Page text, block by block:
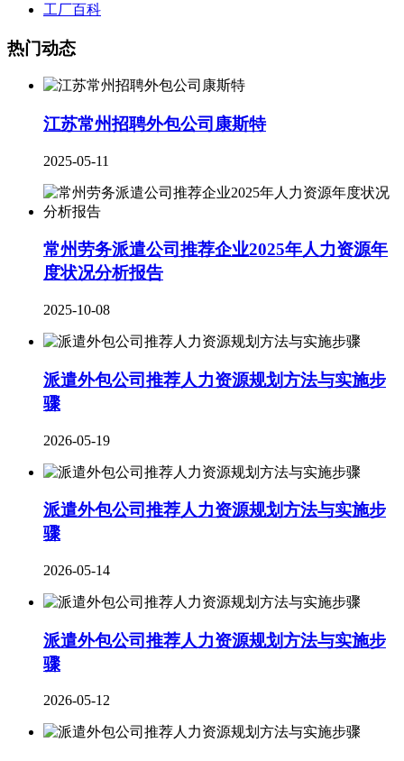
工厂百科
热门动态
江苏常州招聘外包公司康斯特
2025-05-11
常州劳务派遣公司推荐企业2025年人力资源年
度状况分析报告
2025-10-08
派遣外包公司推荐人力资源规划方法与实施步
骤
2026-05-19
派遣外包公司推荐人力资源规划方法与实施步
骤
2026-05-14
派遣外包公司推荐人力资源规划方法与实施步
骤
2026-05-12